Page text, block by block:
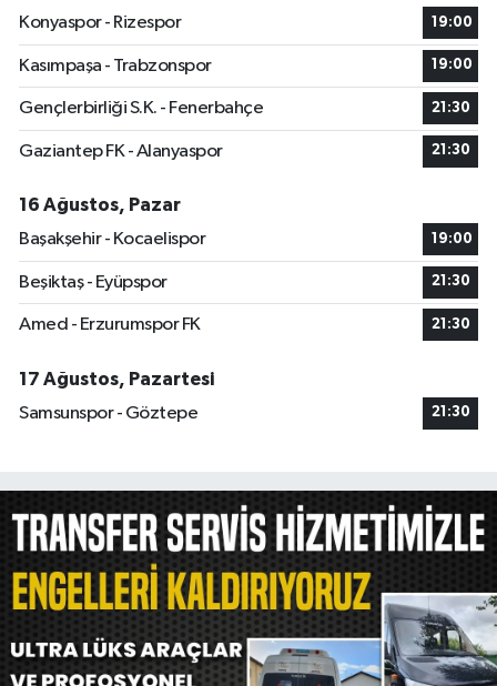
Konyaspor - Rizespor
19:00
Kasımpaşa - Trabzonspor 19:00
Gençlerbirliği S.K. - Fenerbahçe 21:30
Gaziantep FK - Alanyaspor 21:30
16 Ağustos, Pazar
Başakşehir - Kocaelispor
19:00
Beşiktaş - Eyüpspor 21:30
Amed - Erzurumspor FK 21:30
17 Ağustos, Pazartesi
Samsunspor - Göztepe
21:30